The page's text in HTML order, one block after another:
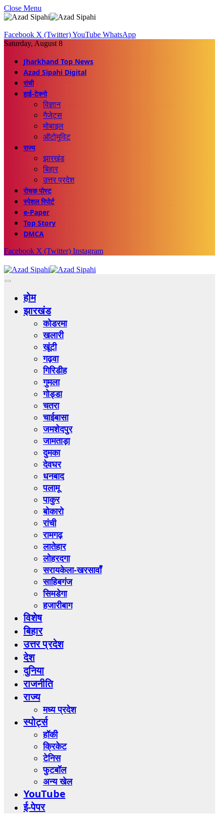
Close Menu
Facebook X (Twitter)YouTube WhatsApp
Saturday, August 8
Jharkhand Top News
Azad Sipahi Digital
रांची
हाई-टेक्नो
विज्ञान
गैजेट्स
मोबाइल
ऑटोमुविट
राज्य
झारखंड
बिहार
उत्तर प्रदेश
रोचक पोस्ट
स्पेशल रिपोर्ट
e-Paper
Top Story
DMCA
Facebook X (Twitter) Instagram
होम
झारखंड
कोडरमा
खलारी
खूंटी
गढ़वा
गिरिडीह
गुमला
गोड्डा
चतरा
चाईबासा
जमशेदपुर
जामताड़ा
दुमका
देवघर
धनबाद
पलामू
पाकुर
बोकारो
रांची
रामगढ़
लातेहार
लोहरदगा
सरायकेला-खरसावाँ
साहिबगंज
सिमडेगा
हजारीबाग
विशेष
बिहार
उत्तर प्रदेश
देश
दुनिया
राजनीति
राज्य
मध्य प्रदेश
स्पोर्ट्स
हॉकी
क्रिकेट
टेनिस
फुटबॉल
अन्य खेल
YouTube
ई-पेपर